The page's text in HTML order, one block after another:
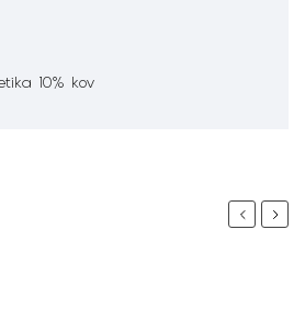
10% kov
PreviousNext